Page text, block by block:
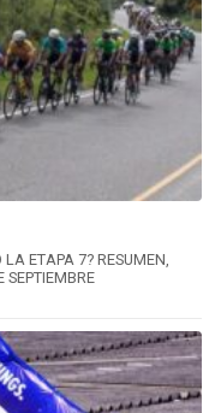
ETAPA 7? RESUMEN,
SEPTIEMBRE